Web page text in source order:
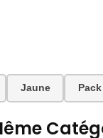
Jaune Pack